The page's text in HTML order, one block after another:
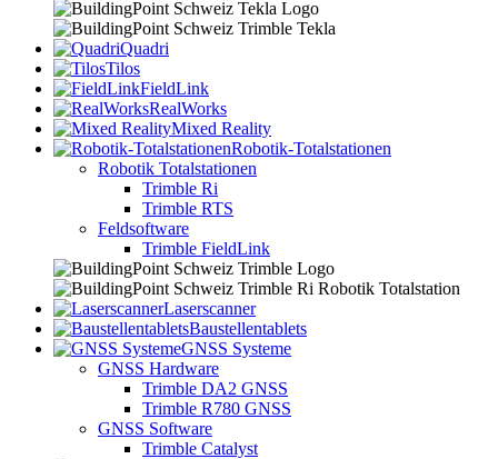
Quadri
Tilos
FieldLink
RealWorks
Mixed Reality
Robotik-Totalstationen
Robotik Totalstationen
Trimble Ri
Trimble RTS
Feldsoftware
Trimble FieldLink
Laserscanner
Baustellentablets
GNSS Systeme
GNSS Hardware
Trimble DA2 GNSS
Trimble R780 GNSS
GNSS Software
Trimble Catalyst